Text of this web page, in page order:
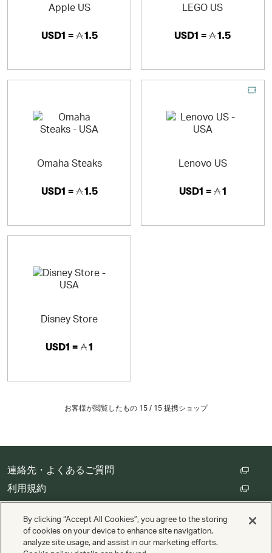
Apple US
USD1 = 1.5
LEGO US
USD1 = 1.5
Omaha Steaks
USD1 = 1.5
Lenovo US
USD1 = 1
Disney Store
USD1 = 1
お客様が閲覧したもの 15 / 15 提携ショップ
連絡先・よくあるご質問
利用規約
クッキーの設定
By clicking “Accept All Cookies”, you agree to the storing
of cookies on your device to enhance site navigation,
analyze site usage, and assist in our marketing efforts.